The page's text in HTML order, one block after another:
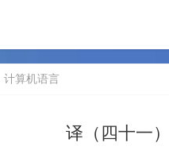
计算机语言
译（四十一